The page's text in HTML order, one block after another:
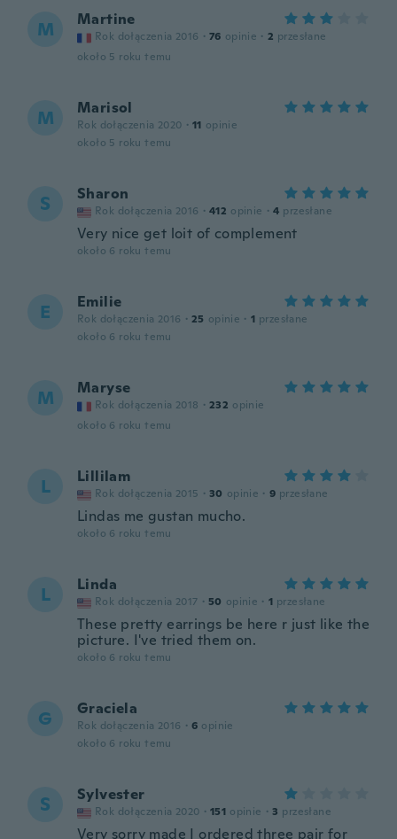
M Martine
Rok dołączenia 2016 · 76 opinie · 2 przesłane
około 5 roku temu
M Marisol
Rok dołączenia 2020 · 11 opinie
około 5 roku temu
S Sharon
Rok dołączenia 2016 · 412 opinie · 4 przesłane
Very nice get loit of complement
około 6 roku temu
E Emilie
Rok dołączenia 2016 · 25 opinie · 1 przesłane
około 6 roku temu
M Maryse
Rok dołączenia 2018 · 232 opinie
około 6 roku temu
L Lillilam
Rok dołączenia 2015 · 30 opinie · 9 przesłane
Lindas me gustan mucho.
około 6 roku temu
L Linda
Rok dołączenia 2017 · 50 opinie · 1 przesłane
These pretty earrings be here r just like the
picture. I've tried them on.
około 6 roku temu
G Graciela
Rok dołączenia 2016 · 6 opinie
około 6 roku temu
S Sylvester
Rok dołączenia 2020 · 151 opinie · 3 przesłane
Very sorry made I ordered three pair for